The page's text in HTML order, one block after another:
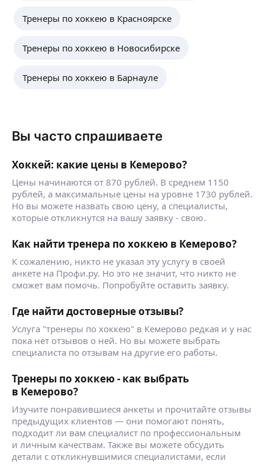
Тренеры по хоккею в Красноярске
Тренеры по хоккею в Новосибирске
Тренеры по хоккею в Барнауле
Вы часто спрашиваете
Хоккей: какие цены в Кемерово?
Цены начинаются от 870 рублей. В среднем 1150
рублей, а максимальные цены на уровне 1730 рублей.
Но вы можете назвать свою цену, а специалисты,
которые откликнутся на вашу заявку - свою.
Как найти тренера по хоккею в Кемерово?
К сожалению, никто не указал эту услугу в своей
анкете на Профи.ру. Но это не значит, что никто не
сможет вам помочь. Попробуйте оставить заявку.
Где найти достоверные отзывы?
Услуга "тренеры по хоккею" в Кемерово редкая и у нас
пока нет отзывов о ней. Но вы можете выбрать
специалиста по отзывам на другие его работы.
Тренеры по хоккею - как выбрать
в Кемерово?
Изучите понравившиеся анкеты и прочитайте отзывы
предыдущих клиентов — они помогают понять,
подходит ли вам специалист по профессиональным
и личным качествам. Также вы можете обсудить
детали с откликнувшимися специалистами, если